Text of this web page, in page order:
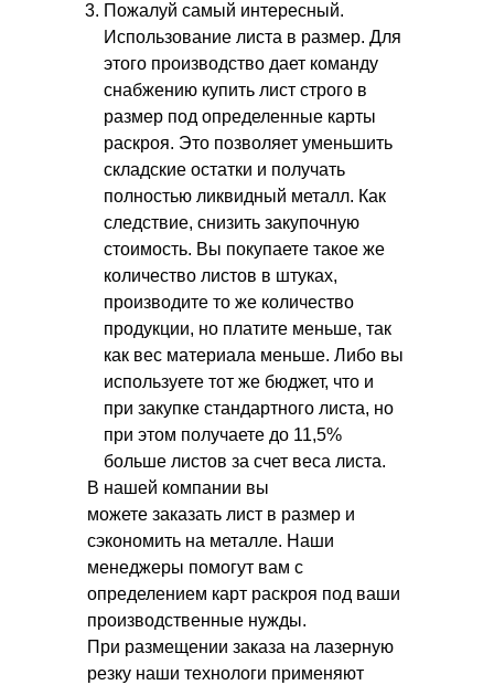
Пожалуй самый интересный.
Использование листа в размер. Для
этого производство дает команду
снабжению купить лист строго в
размер под определенные карты
раскроя. Это позволяет уменьшить
складские остатки и получать
полностью ликвидный металл. Как
следствие, снизить закупочную
стоимость. Вы покупаете такое же
количество листов в штуках,
производите то же количество
продукции, но платите меньше, так
как вес материала меньше. Либо вы
используете тот же бюджет, что и
при закупке стандартного листа, но
при этом получаете до 11,5%
больше листов за счет веса листа.
В нашей компании вы
можете заказать лист в размер и
сэкономить на металле. Наши
менеджеры помогут вам с
определением карт раскроя под ваши
производственные нужды.
При размещении заказа на лазерную
резку наши технологи применяют